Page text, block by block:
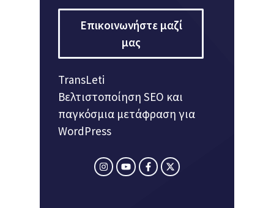
Επικοινωνήστε μαζί
μας
TransLeti
Βελτιστοποίηση SEO και
παγκόσμια μετάφραση για
WordPress